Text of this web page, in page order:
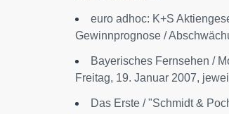
euro adhoc: K+S
Gewinnprognose /
Bayerisches Fernsehen /
Freitag, 19. Januar 2007,
Das Erste / "Schmidt &